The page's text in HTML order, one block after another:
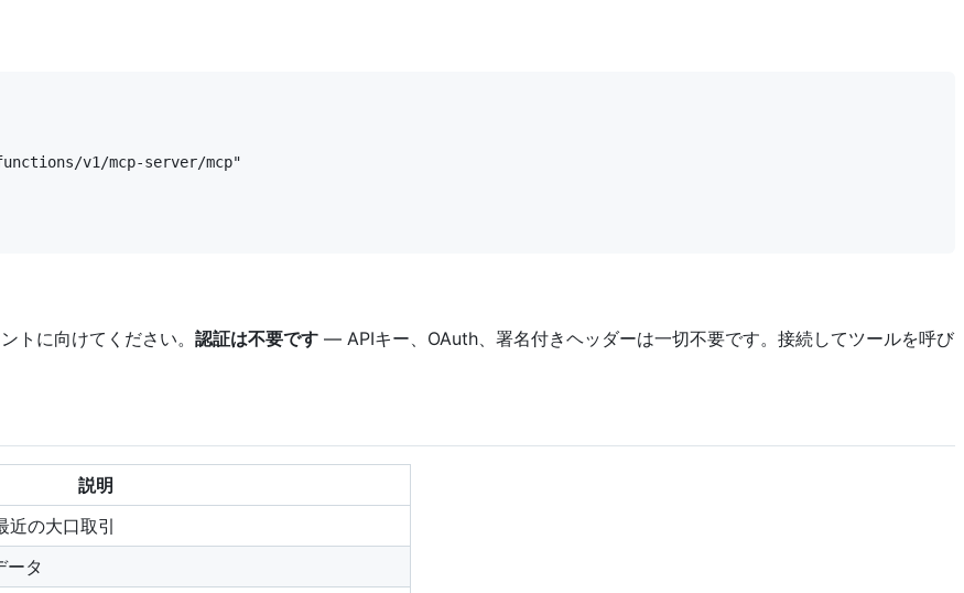
v1/mcp-server/mcp"
トに向けてください。 認証は不要です — APIキー、OAuth、署名付きヘッダーは一切不要です。接続してツールを呼び
説明
近の大口取引
ータ